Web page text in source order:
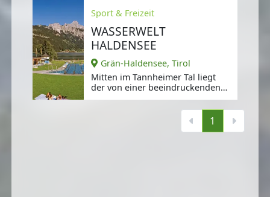
Sport & Freizeit
WASSERWELT
HALDENSEE
Grän-Haldensee, Tirol
Mitten im Tannheimer Tal liegt
der von einer beeindruckenden
Bergkulisse umgebene
1